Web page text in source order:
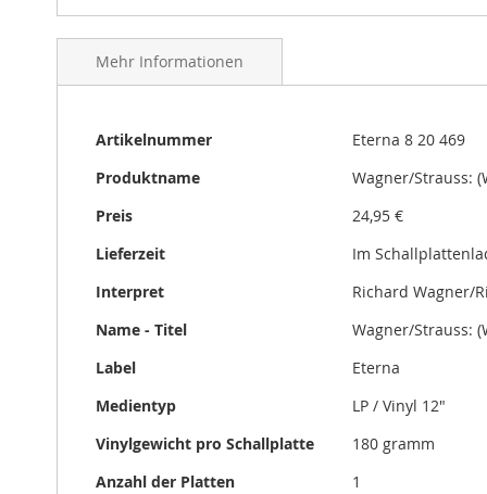
gallery
Mehr Informationen
Mehr
Artikelnummer
Eterna 8 20 469
Produktname
Wagner/Strauss:
Preis
24,95 €
Lieferzeit
Im
Interpret
Richard Wagner/
Name - Titel
Wagner/Strauss:
Label
Eterna
Medientyp
LP / Vinyl 12"
Vinylgewicht pro Schallplatte
180 gramm
Anzahl der Platten
1